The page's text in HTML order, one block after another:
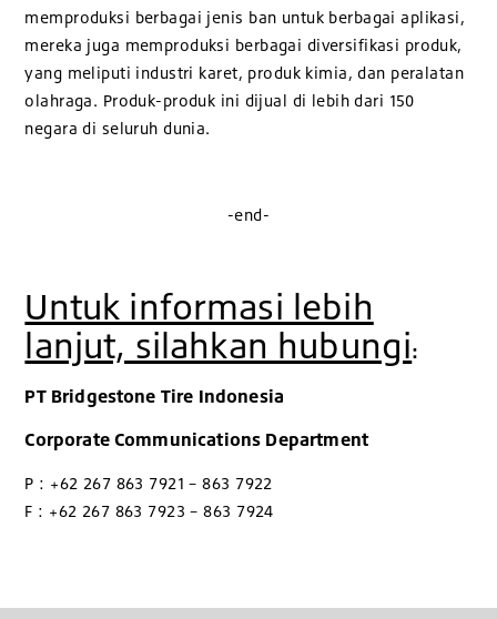
memproduksi berbagai jenis ban untuk berbagai aplikasi,
mereka juga memproduksi berbagai diversifikasi produk,
yang meliputi industri karet, produk kimia, dan peralatan
olahraga. Produk-produk ini dijual di lebih dari 150
negara di seluruh dunia.
-end-
Untuk informasi lebih
lanjut, silahkan hubungi:
PT Bridgestone Tire Indonesia
Corporate Communications Department
P : +62 267 863 7921 – 863 7922
F : +62 267 863 7923 – 863 7924